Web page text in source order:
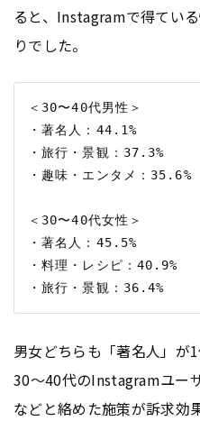
ると、Instagramで得てい
りでした。
＜30〜40代男性＞
・著名人：44.1%
・旅行・景観：37.3%
・趣味・エンタメ：35.6%
＜30〜40代女性＞
・著名人：45.5%
・料理・レシピ：40.9%
男女どちらも「著名人」が
30〜40代のInstagramユー
などと絡めた施策が訴求効